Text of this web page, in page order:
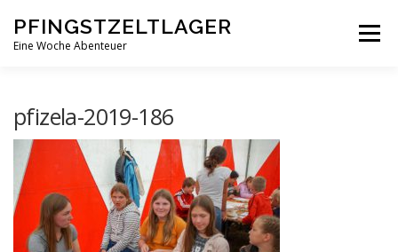
Inhalt
springen
PFINGSTZELTLAGER
Eine Woche Abenteuer
Menü
PFINGSTZELTLAGER VERANSTALTUNGEN
pfizela-2019-186